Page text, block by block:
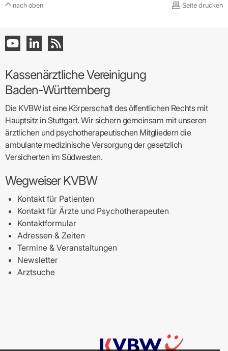
nach oben Seite drucken
Kassenärztliche Vereinigung
Baden-Württemberg
Die KVBW ist eine Körperschaft des öffentlichen Rechts mit
Hauptsitz in Stuttgart. Wir sichern gemeinsam mit unseren
ärztlichen und psychotherapeutischen Mitgliedern die
ambulante medizinische Versorgung der gesetzlich
Versicherten im Südwesten.
Wegweiser KVBW
Kontakt für Patienten
Kontakt für Ärzte und Psychotherapeuten
Kontaktformular
Adressen & Zeiten
Termine & Veranstaltungen
Newsletter
Arztsuche